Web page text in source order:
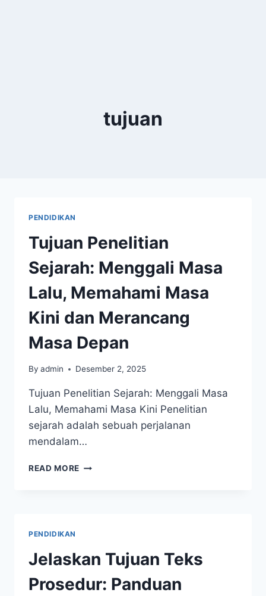
tujuan
PENDIDIKAN
Tujuan Penelitian
Sejarah: Menggali Masa
Lalu, Memahami Masa
Kini dan Merancang
Masa Depan
By admin Desember 2, 2025
Tujuan Penelitian Sejarah: Menggali Masa
Lalu, Memahami Masa Kini Penelitian
sejarah adalah sebuah perjalanan
mendalam…
READ MORE TUJUAN
KINI
DAN
MERANCANG
PENDIDIKAN
Jelaskan Tujuan Teks
Prosedur: Panduan